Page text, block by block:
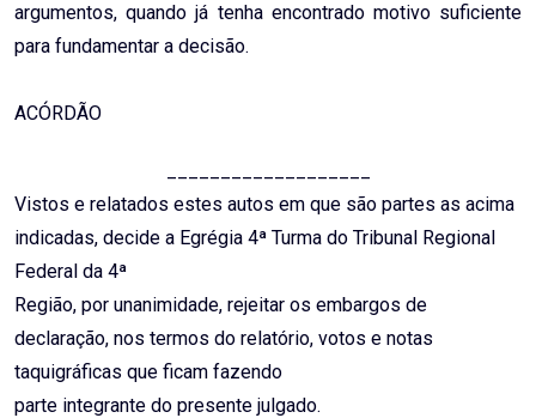
argumentos, quando já tenha encontrado motivo suficiente
para fundamentar a decisão.
ACÓRDÃO
Vistos e relatados estes autos em que são partes as acima
indicadas, decide a Egrégia 4ª Turma do Tribunal Regional
Federal da 4ª
Região, por unanimidade, rejeitar os embargos de
declaração, nos termos do relatório, votos e notas
taquigráficas que ficam fazendo
parte integrante do presente julgado.